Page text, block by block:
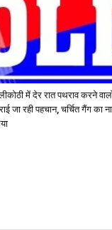
में देर रात पथराव करने
जा रही पहचान, चर्चित गैंग का